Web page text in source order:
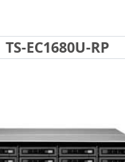
TS-EC1680U-RP